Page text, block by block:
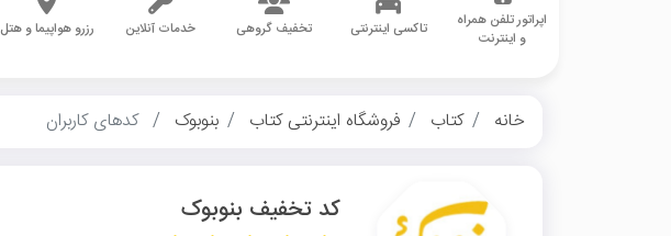
اپراتور تلفن همراه
و اینترنت
تاکسی اینترنتی تخفیف گروهی خدمات آنلاین رزرو هواپیما و هتل
خانه کتاب فروشگاه اینترنتی کتاب بنوبوک کدهای کاربران
کد تخفیف بنوبوک